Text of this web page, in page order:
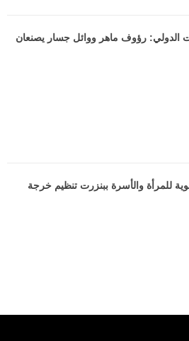
الدولي: رؤوف ماهر ووائل جسار يصنعان
للمرأة والأسرة ببنزرت تنظيم خرجة